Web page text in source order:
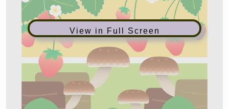
View in Full Screen